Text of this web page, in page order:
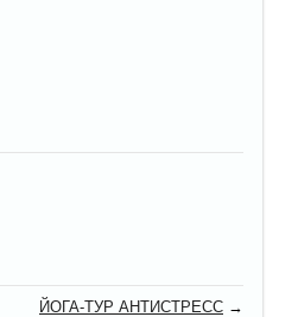
ЙОГА-ТУР АНТИСТРЕСС →